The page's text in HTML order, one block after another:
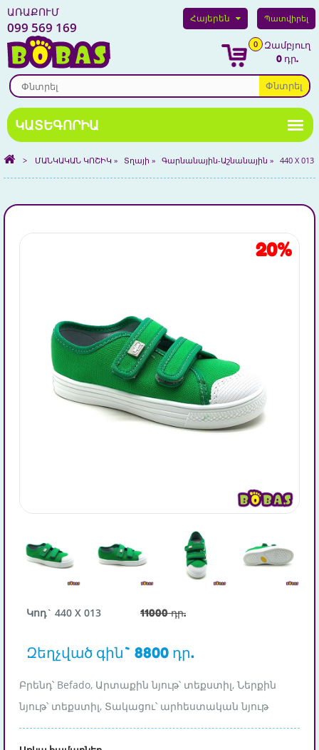
ԱՌԱՔՈՒՄ
099 569 169
Հայերեն Պատվիրել
Փնտրել
0
Զամբյուղ
0 դր.
> ՄԱՆԿԱԿԱՆ ԿՈՇԻԿ » Տղայի » Գարնանային-Աշնանային » 440 X 013
20%
Կոդ` 440 X 013 11000 դր.
Զեղչված գին` 8800 դր.
Բրենդ՝ Befado, Արտաքին նյութ՝ տեքստիլ, Ներքին
նյութ՝ տեքստիլ, Տակացու՝ արհեստական նյութ